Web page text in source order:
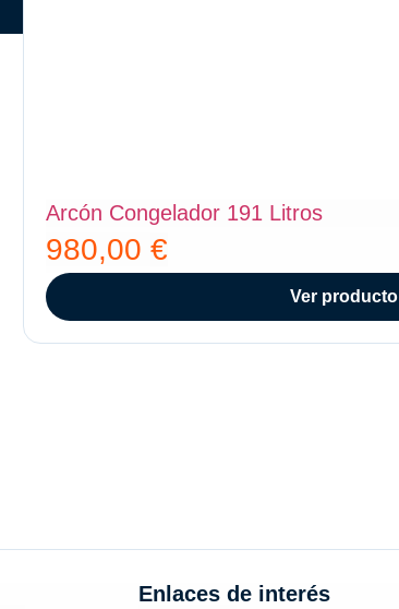
Arcón Congelador 191 Litros
980,00 €
Ver producto
Enlaces de interés